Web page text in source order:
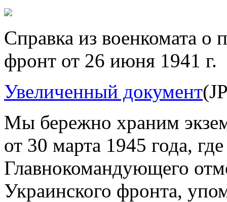
Справка из военкомата
фронт от 26 июня 1941 г.
Увеличенный документ
Мы бережно храним
от 30 марта 1945 года,
Главнокомандующего
Украинского фронта,